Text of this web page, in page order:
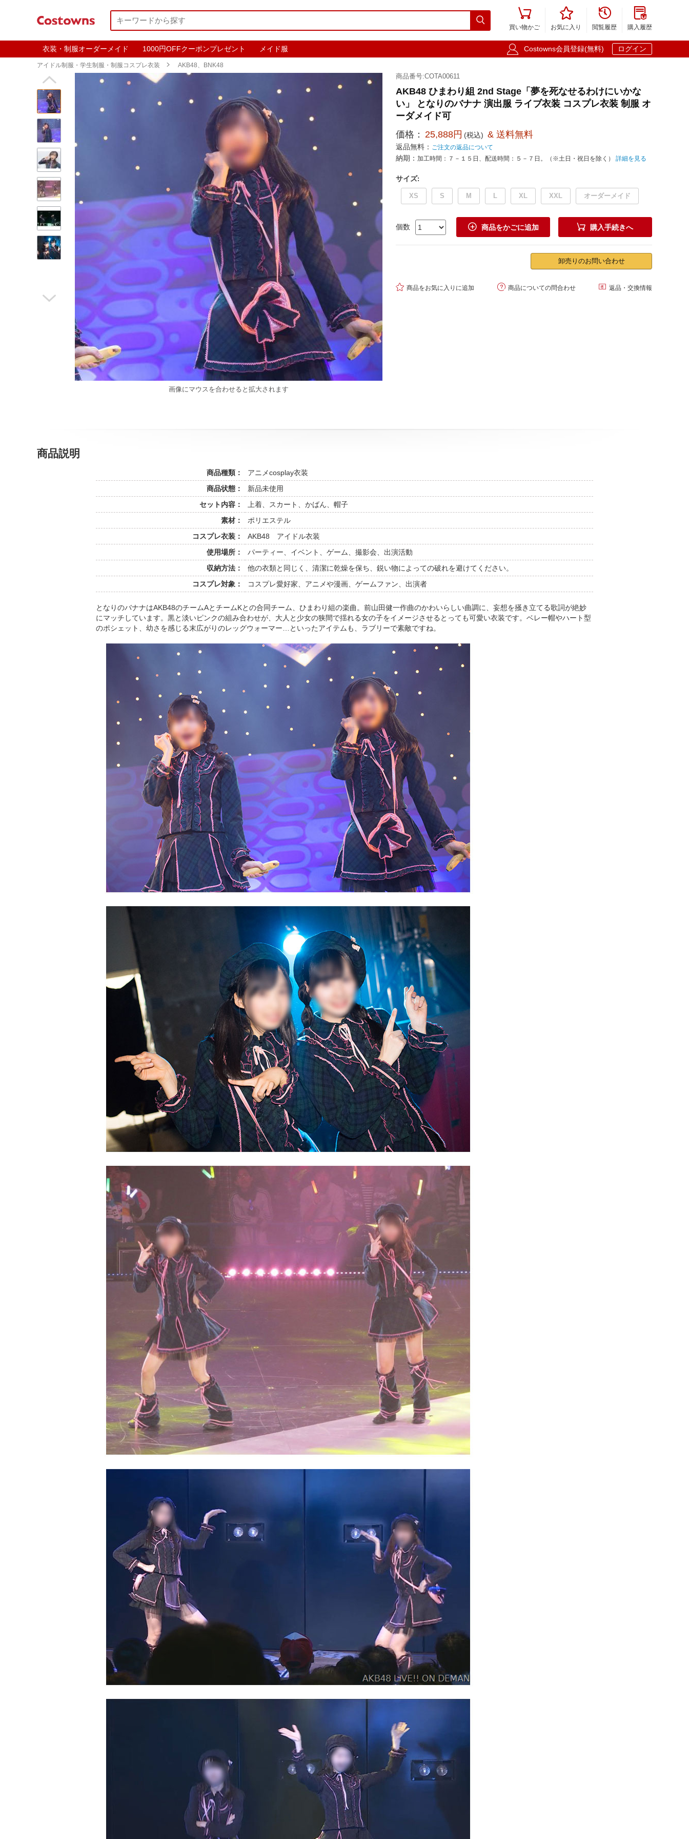


買い物かご

お気に入り

閲覧履歴

購入履歴
衣装・制服オーダーメイド 1000円OFFクーポンプレゼント メイド服  Costowns会員登録(無料) ログイン
アイドル制服・学生制服・制服コスプレ衣装  AKB48、BNK48


画像にマウスを合わせると拡大されます
商品番号:COTA00611
AKB48 ひまわり組 2nd Stage「夢を死なせるわけにいかな
い」 となりのバナナ 演出服 ライブ衣装 コスプレ衣装 制服 オ
ーダメイド可
価格： 25,888円 (税込) & 送料無料
返品無料： ご注文の返品について
納期： 加工時間：７－１５日、配送時間：５－７日。（※土日・祝日を除く） 詳細を見る
サイズ:
XS S M L XL XXL オーダーメイド
個数  商品をかごに追加  購入手続きへ
卸売りのお問い合わせ
 商品をお気に入りに追加  商品についての問合わせ  返品・交換情報
商品説明
商品種類：
アニメcosplay衣装
商品状態：
新品未使用
セット内容：
上着、スカート、かばん、帽子
素材：
ポリエステル
コスプレ衣装：
AKB48 アイドル衣装
使用場所：
パーティー、イベント、ゲーム、撮影会、出演活動
収納方法：
他の衣類と同じく、清潔に乾燥を保ち、鋭い物によっての破れを避けてください。
コスプレ対象：
コスプレ愛好家、アニメや漫画、ゲームファン、出演者
となりのバナナはAKB48のチームAとチームKとの合同チーム、ひまわり組の楽曲。前山田健一作曲のかわいらしい曲調に、妄想を掻き立てる歌詞が絶妙
にマッチしています。黒と淡いピンクの組み合わせが、大人と少女の狭間で揺れる女の子をイメージさせるとっても可愛い衣装です。ベレー帽やハート型
のポシェット、幼さを感じる末広がりのレッグウォーマー…といったアイテムも、ラブリーで素敵ですね。